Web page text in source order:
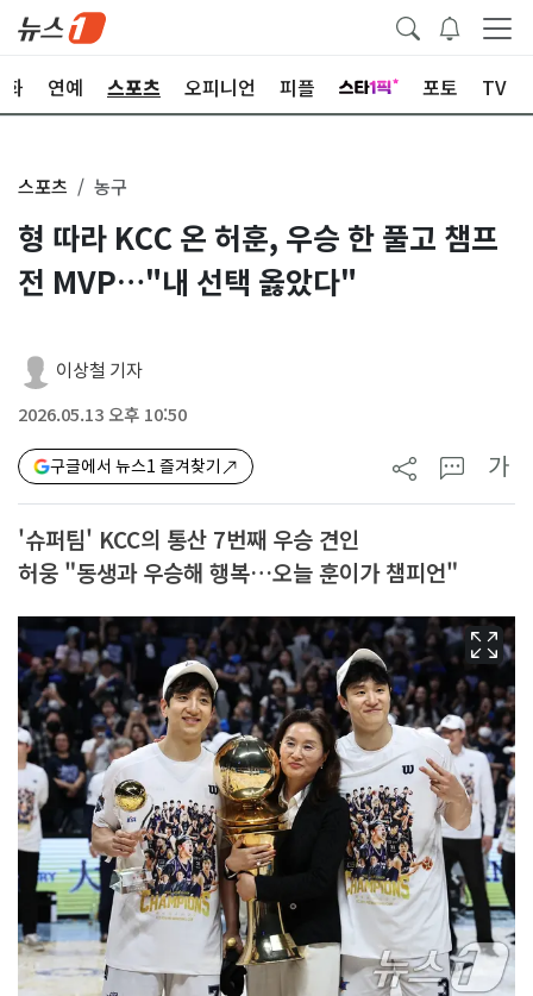
화 연예 스포츠 오피니언 피플 포토 TV
스포츠 농구
형 따라 KCC 온 허훈, 우승 한 풀고 챔프
전 MVP…"내 선택 옳았다"
이상철 기자
2026.05.13 오후 10:50
구글에서 뉴스1 즐겨찾기 가
'슈퍼팀' KCC의 통산 7번째 우승 견인
허웅 "동생과 우승해 행복…오늘 훈이가 챔피언"